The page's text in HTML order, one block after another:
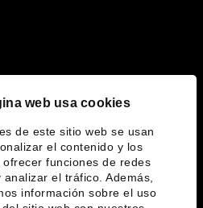
web usa cookies
de este sitio web se usan
el contenido y los
ofrecer funciones de redes
analizar el tráfico. Además,
información sobre el uso